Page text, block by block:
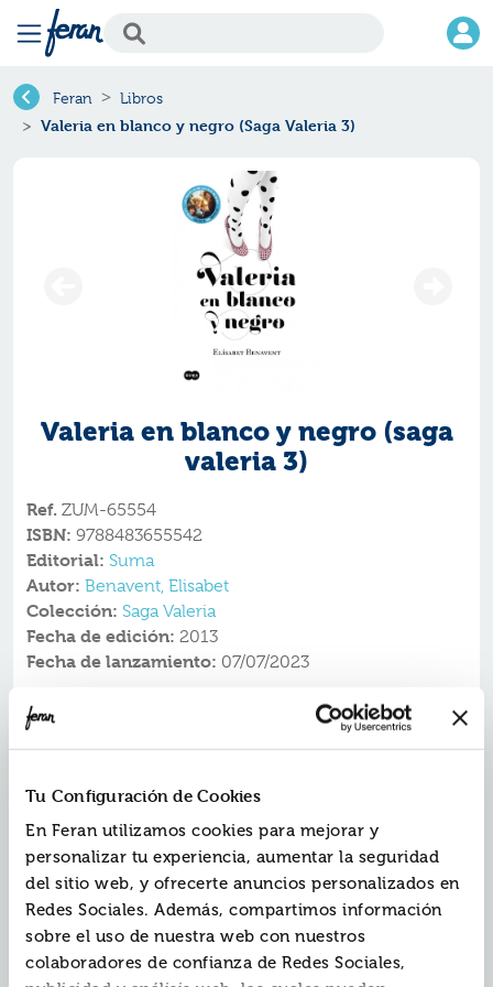
Tu Configuración de Cookies
En Feran utilizamos cookies para mejorar y
personalizar tu experiencia, aumentar la seguridad
del sitio web, y ofrecerte anuncios personalizados en
Redes Sociales. Además, compartimos información
sobre el uso de nuestra web con nuestros
colaboradores de confianza de Redes Sociales,
Feran Libros
Valeria en blanco y negro (Saga Valeria 3)
Valeria en blanco y negro (saga
valeria 3)
Ref. ZUM-65554
ISBN: 9788483655542
Editorial: Suma
Autor: Benavent, Elisabet
Colección: Saga Valeria
Fecha de edición: 2013
Fecha de lanzamiento: 07/07/2023
Divertida, contemporánea, sensual, Valeria regresa
en esta tercera parte de la «Saga Valeria» de
desconfiada... Pero el destino le tiene reservadas
Valeria encuentra un sujetador que no es suyo en la
casa de Víctor.
Valeria se siente humillada, engañada, estúpida...
Y de pronto aparece Bruno, ¡peligro!
Y mientras el mundo se pone patas arriba...
... Lola conoce a Rai en sus clases de chino.
... Carmen tiene problemas en la organización de su